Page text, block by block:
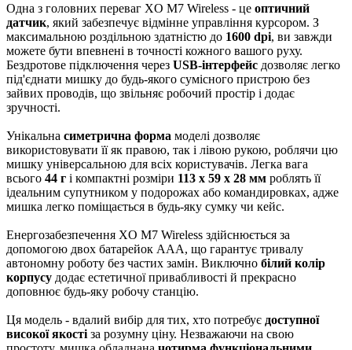
Одна з головних переваг XO M7 Wireless - це оптичний
датчик, який забезпечує відмінне управління курсором. З
максимальною роздільною здатністю до 1600 dpi, ви завжди
можете бути впевнені в точності кожного вашого руху.
Бездротове підключення через USB-інтерфейс дозволяє легко
під'єднати мишку до будь-якого сумісного пристрою без
зайвих проводів, що звільняє робочий простір і додає
зручності.
Унікальна симетрична форма моделі дозволяє
використовувати її як правою, так і лівою рукою, роблячи цю
мишку універсальною для всіх користувачів. Легка вага
всього 44 г і компактні розміри 113 х 59 х 28 мм роблять її
ідеальним супутником у подорожах або командировках, адже
мишка легко поміщається в будь-яку сумку чи кейс.
Енергозабезпечення XO M7 Wireless здійснюється за
допомогою двох батарейок ААА, що гарантує тривалу
автономну роботу без частих замін. Виключно білий колір
корпусу додає естетичної привабливості й прекрасно
доповнює будь-яку робочу станцію.
Ця модель - вдалий вибір для тих, хто потребує доступної
високої якості за розумну ціну. Незважаючи на свою